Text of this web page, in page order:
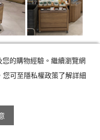
的購物經驗。繼續瀏覽網
可至隱私權政策了解詳細